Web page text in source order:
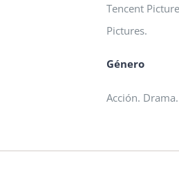
Tencent
Pictures.
Género
Acción.